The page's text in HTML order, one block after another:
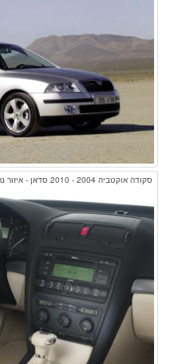
סקודה אוקטביה 2004 - 2010 סדאן - איזור נהג זווית נוסע